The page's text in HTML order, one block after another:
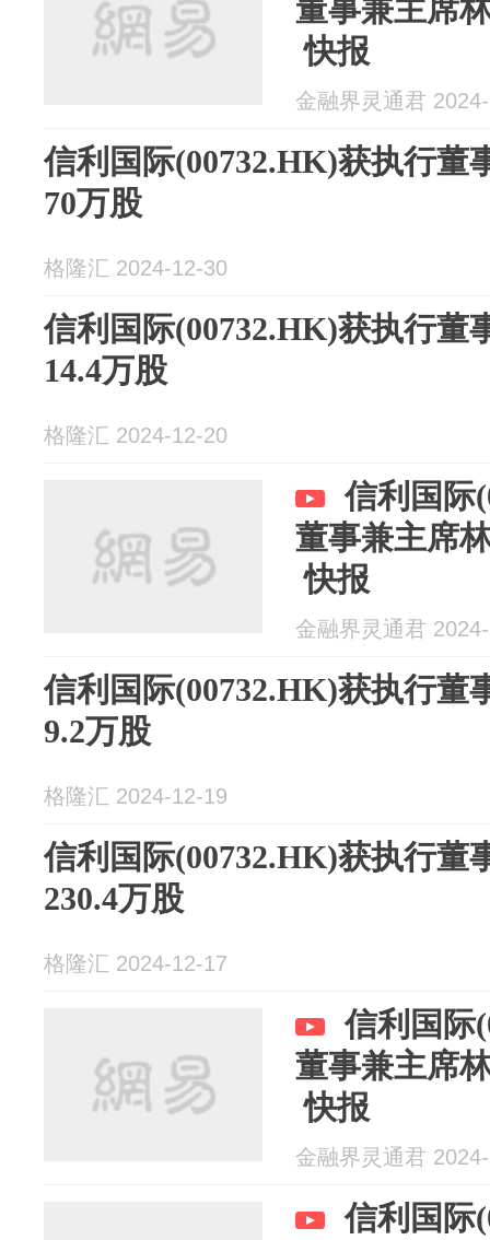
董事兼主席
快报
金融界灵通君
信利国际(00732.HK)获执行董
70万股
格隆汇 2024-12-30
信利国际(00732.HK)获执行董
14.4万股
格隆汇 2024-12-20
信利国际
董事兼主席
快报
金融界灵通君
信利国际(00732.HK)获执行董
9.2万股
格隆汇 2024-12-19
信利国际(00732.HK)获执行董
230.4万股
格隆汇 2024-12-17
信利国际
董事兼主席
快报
金融界灵通君
信利国际